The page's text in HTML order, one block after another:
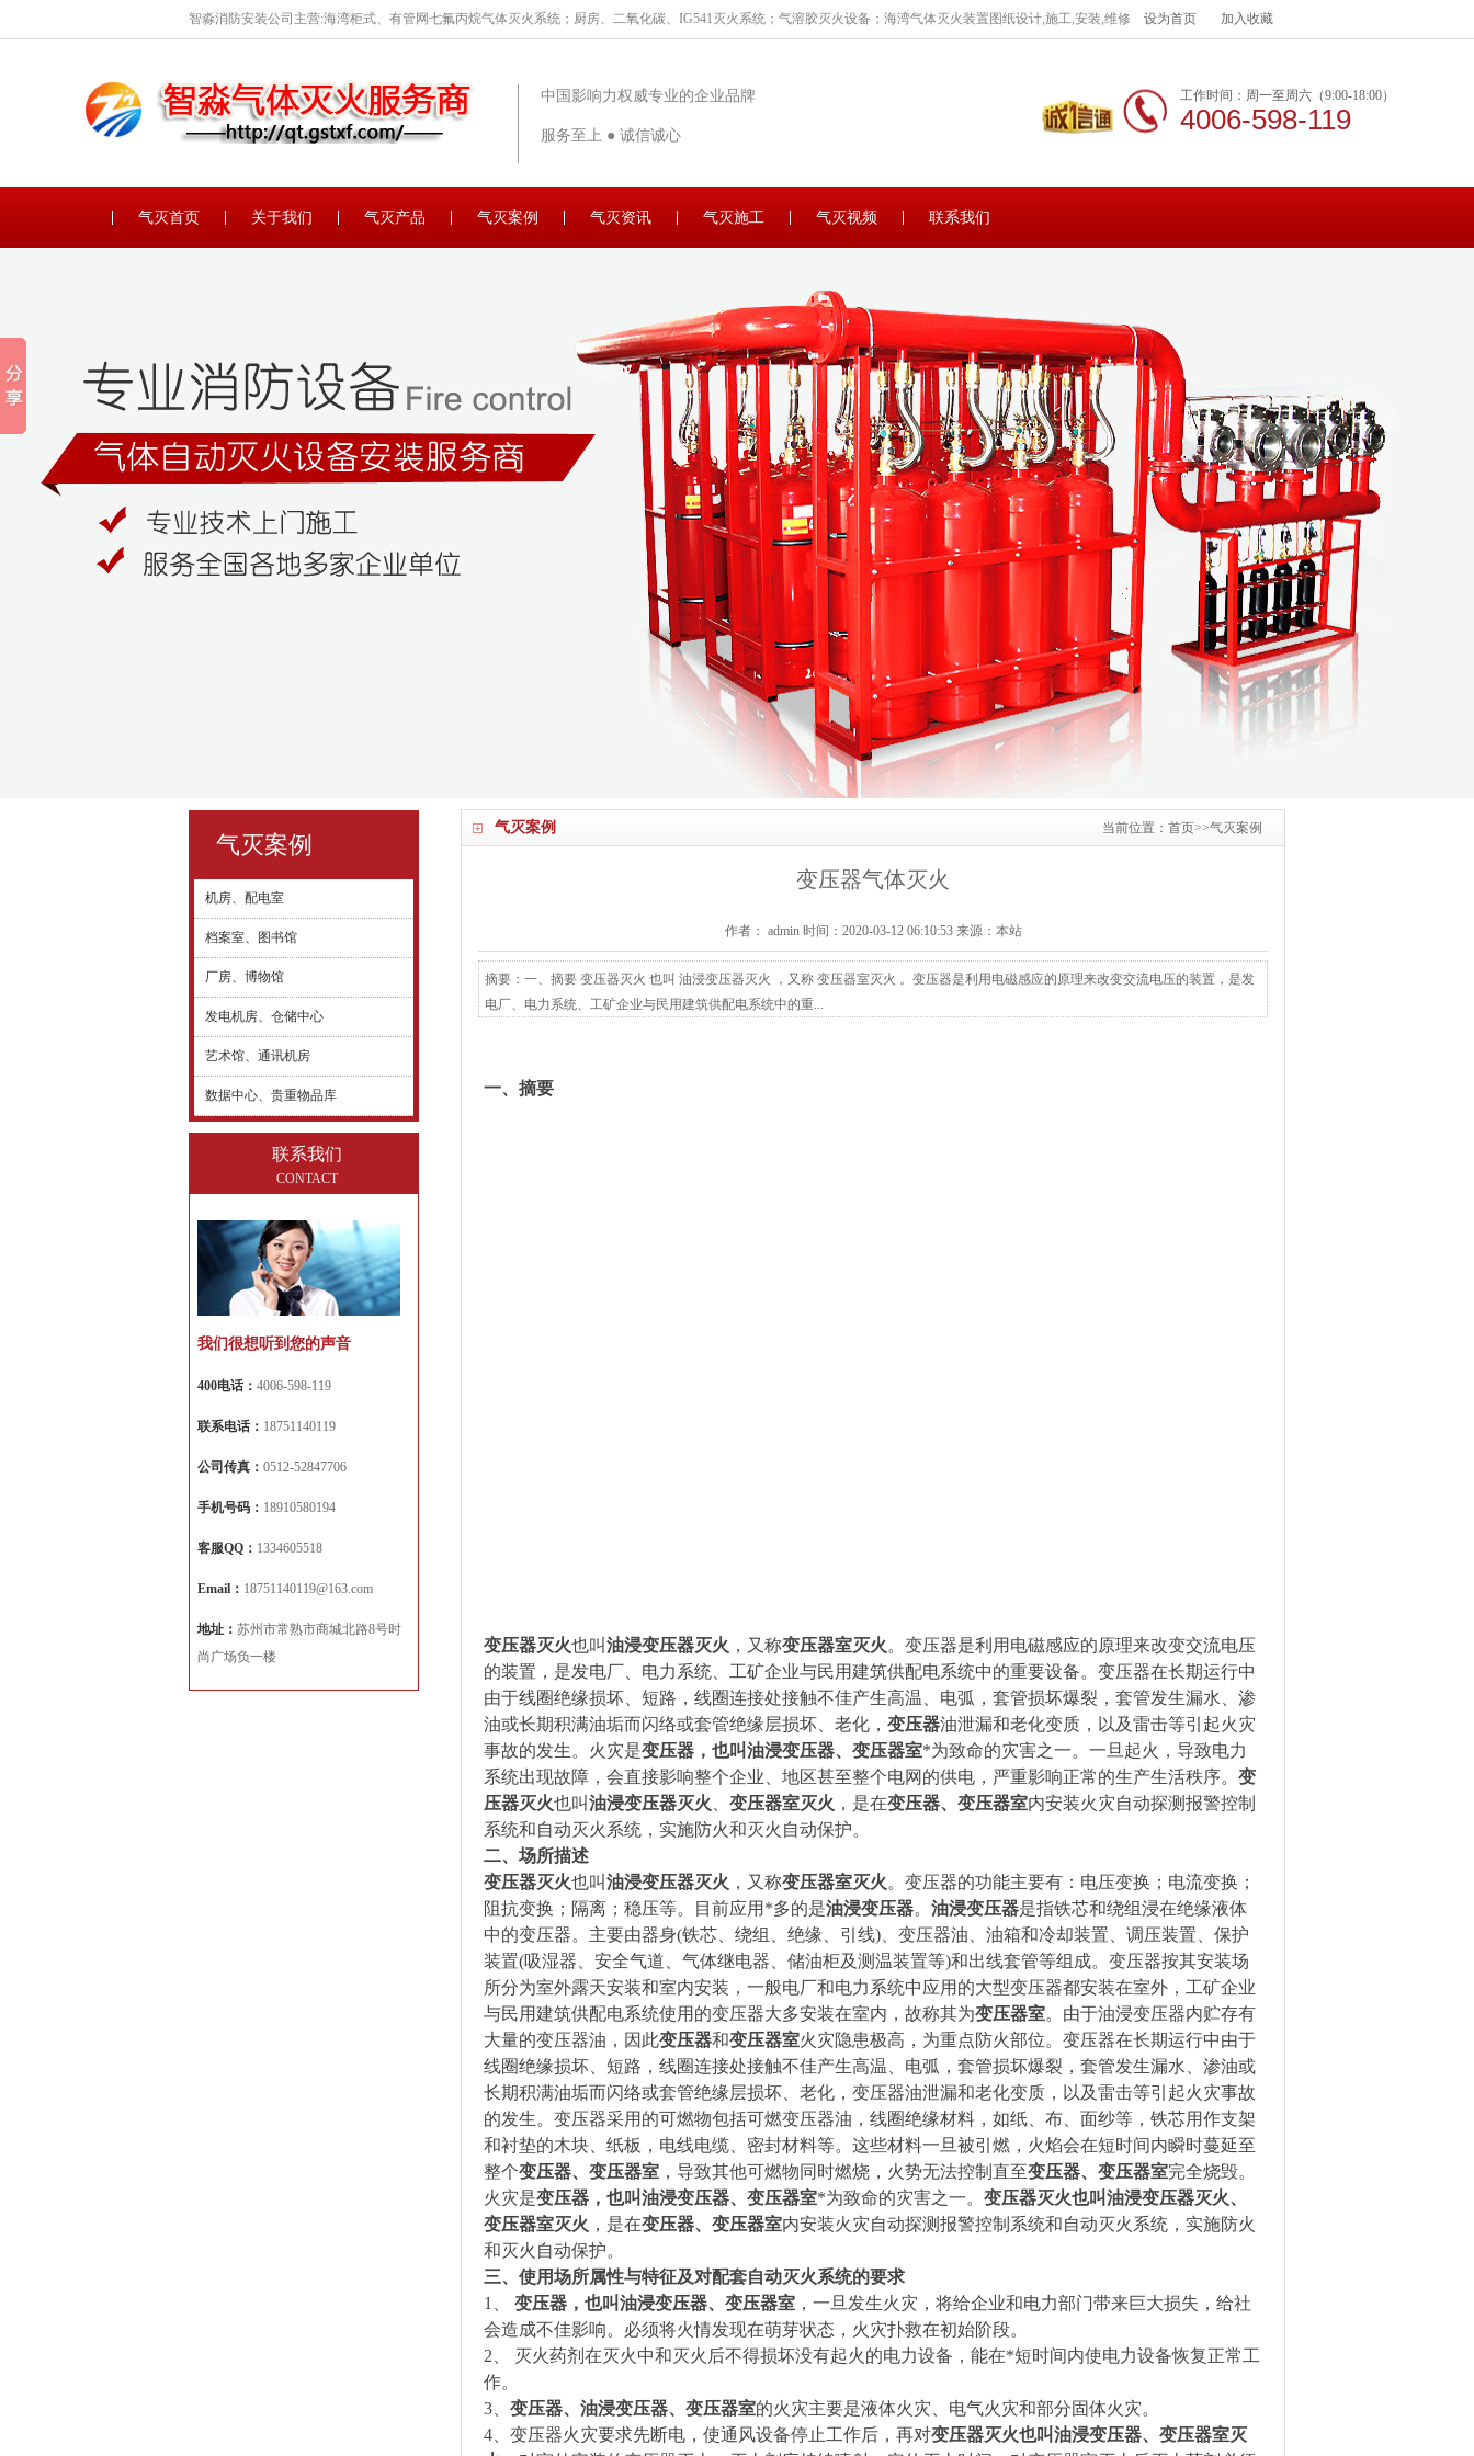
智淼消防安装公司主营:海湾柜式、有管网七氟丙烷气体灭火系统；厨房、二氧化碳、IG541灭火系统；气溶胶灭火设备；海湾气体灭火装置图纸设计,施工,安装,维修 设为首页 加入收藏
中国影响力权威专业的企业品牌
服务至上 ● 诚信诚心
工作时间：周一至周六（9:00-18:00）
4006-598-119
气灭首页 关于我们 气灭产品 气灭案例 气灭资讯 气灭施工 气灭视频 联系我们
气灭案例 当前位置： 首页>>气灭案例
变压器气体灭火
作者： admin 时间：2020-03-12 06:10:53 来源：本站
摘要：一、摘要 变压器灭火 也叫 油浸变压器灭火 ，又称 变压器室灭火 。变压器是利用电磁感应的原理来改变交流电压的装置，是发
电厂、电力系统、工矿企业与民用建筑供配电系统中的重...
一、摘要
变压器灭火也叫油浸变压器灭火 ，又称变压器室灭火。变压器是利用电磁感应的原理来改变交流电压
的装置，是发电厂、电力系统、工矿企业与民用建筑供配电系统中的重要设备。变压器在长期运行中
由于线圈绝缘损坏、短路，线圈连接处接触不佳产生高温、电弧，套管损坏爆裂，套管发生漏水、渗
油或长期积满油垢而闪络或套管绝缘层损坏、老化， 变压器油泄漏和老化变质，以及雷击等引起火灾
事故的发生。火灾是变压器，也叫油浸变压器、变压器室*为致命的灾害之一。一旦起火，导致电力
系统出现故障，会直接影响整个企业、地区甚至整个电网的供电，严重影响正常的生产生活秩序。 变
压器灭火也叫油浸变压器灭火 变压器室灭火 ，是在变压器、变压器室内安装火灾自动探测报警控制
系统和自动灭火系统，实施防火和灭火自动保护。
二、场所描述
变压器灭火也叫油浸变压器灭火 ，又称变压器室灭火。变压器的功能主要有：电压变换；电流变换；
阻抗变换；隔离；稳压等。目前应用*多的是油浸变压器。 油浸变压器是指铁芯和绕组浸在绝缘液体
中的变压器。主要由器身(铁芯、绕组、绝缘、引线) 、变压器油、油箱和冷却装置、调压装置、保护
装置(吸湿器、安全气道、气体继电器、储油柜及测温装置等)和出线套管等组成。变压器按其安装场
所分为室外露天安装和室内安装，一般电厂和电力系统中应用的大型变压器都安装在室外，工矿企业
与民用建筑供配电系统使用的变压器大多安装在室内，故称其为变压器室。由于油浸变压器内贮存有
大量的变压器油，因此变压器和变压器室火灾隐患极高，为重点防火部位。变压器在长期运行中由于
线圈绝缘损坏、短路，线圈连接处接触不佳产生高温、电弧，套管损坏爆裂，套管发生漏水、渗油或
长期积满油垢而闪络或套管绝缘层损坏、老化，变压器油泄漏和老化变质，以及雷击等引起火灾事故
的发生。变压器采用的可燃物包括可燃变压器油，线圈绝缘材料，如纸、布、面纱等，铁芯用作支架
和衬垫的木块、纸板，电线电缆、密封材料等。这些材料一旦被引燃，火焰会在短时间内瞬时蔓延至
整个变压器、变压器室 ，导致其他可燃物同时燃烧，火势无法控制直至变压器、变压器室完全烧毁。
火灾是变压器，也叫油浸变压器、变压器室*为致命的灾害之一。 变压器灭火也叫油浸变压器灭火、
变压器室灭火 ，是在变压器、变压器室内安装火灾自动探测报警控制系统和自动灭火系统，实施防火
和灭火自动保护。
三、使用场所属性与特征及对配套自动灭火系统的要求
1、 变压器，也叫油浸变压器、变压器室 ， 一旦发生火灾，将给企业和电力部门带来巨大损失，给社
会造成不佳影响。必须将火情发现在萌芽状态，火灾扑救在初始阶段。
2、
灭火药剂在灭火中和灭火后不得损坏没有起火的电力设备，能在*短时间内使电力设备恢复正常工
作。
3、 变压器、油浸变压器、变压器室的火灾主要是液体火灾、电气火灾和部分固体火灾。
4、 变压器火灾要求先断电，使通风设备停止工作后，再对变压器灭火也叫油浸变压器、变压器室灭
气灭案例
机房、配电室
档案室、图书馆
厂房、博物馆
发电机房、仓储中心
艺术馆、通讯机房
数据中心、贵重物品库
联系我们
CONTACT
我们很想听到您的声音
400电话： 4006-598-119
联系电话： 18751140119
公司传真： 0512-52847706
手机号码： 18910580194
客服QQ： 1334605518
Email： 18751140119@163.com
地址： 苏州市常熟市商城北路8号时
尚广场负一楼